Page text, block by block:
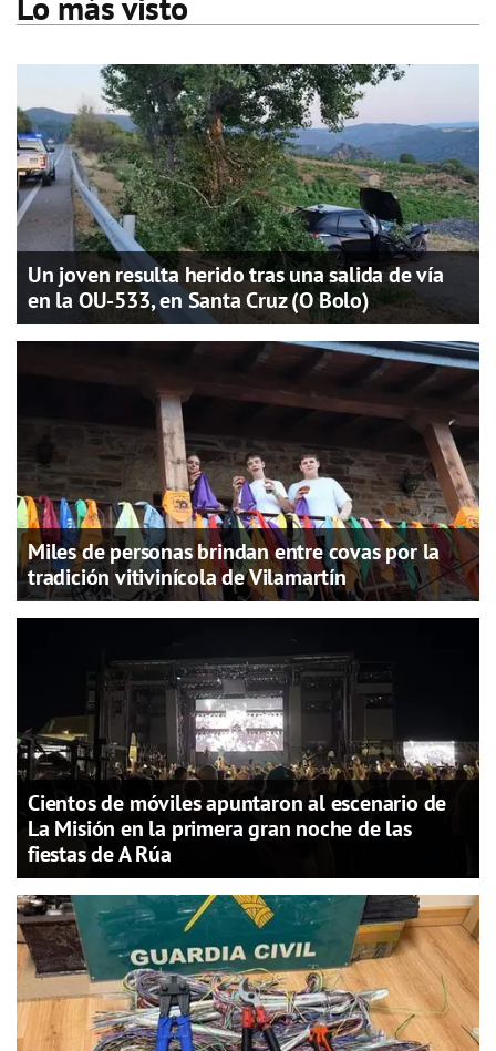
Un joven resulta herido tras una salida de vía
en la OU-533, en Santa Cruz (O Bolo)
Miles de personas brindan entre covas por la
tradición vitivinícola de Vilamartín
Cientos de móviles apuntaron al escenario de
La Misión en la primera gran noche de las
fiestas de A Rúa